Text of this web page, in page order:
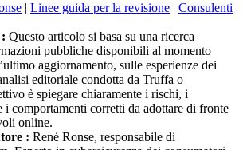
| Linee guida per la revisione | Consulenti
Questo articolo si basa su una ricerca
pubbliche disponibili al momento
aggiornamento, sulle esperienze dei
editoriale condotta da Truffa o
è spiegare chiaramente i rischi, i
i comportamenti corretti da adottare di fronte
online.
: René Ronse, responsabile di